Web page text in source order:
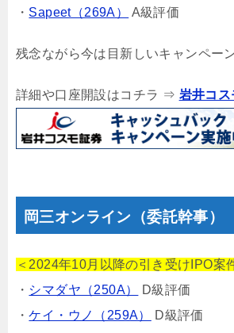
・ Sapeet（269A） A級評価
残念ながら今は目新しいキャンペー
詳細や口座開設はコチラ ⇒ 岩井コス
岡三オンライン（委託幹事）
＜2024年10月以降の引き受けIPO案
・ シマダヤ（250A）
D級評価
・ケイ・ウノ（259A）
D級評価